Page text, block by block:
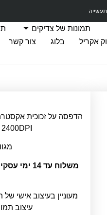
תמונות של צדיקים
אקריל בלוג צור קשר
2400DPI המאפשרת חדות תמונה מרבית.
משלוח עד
מעוניין בעיצוב אישי
עיצוב